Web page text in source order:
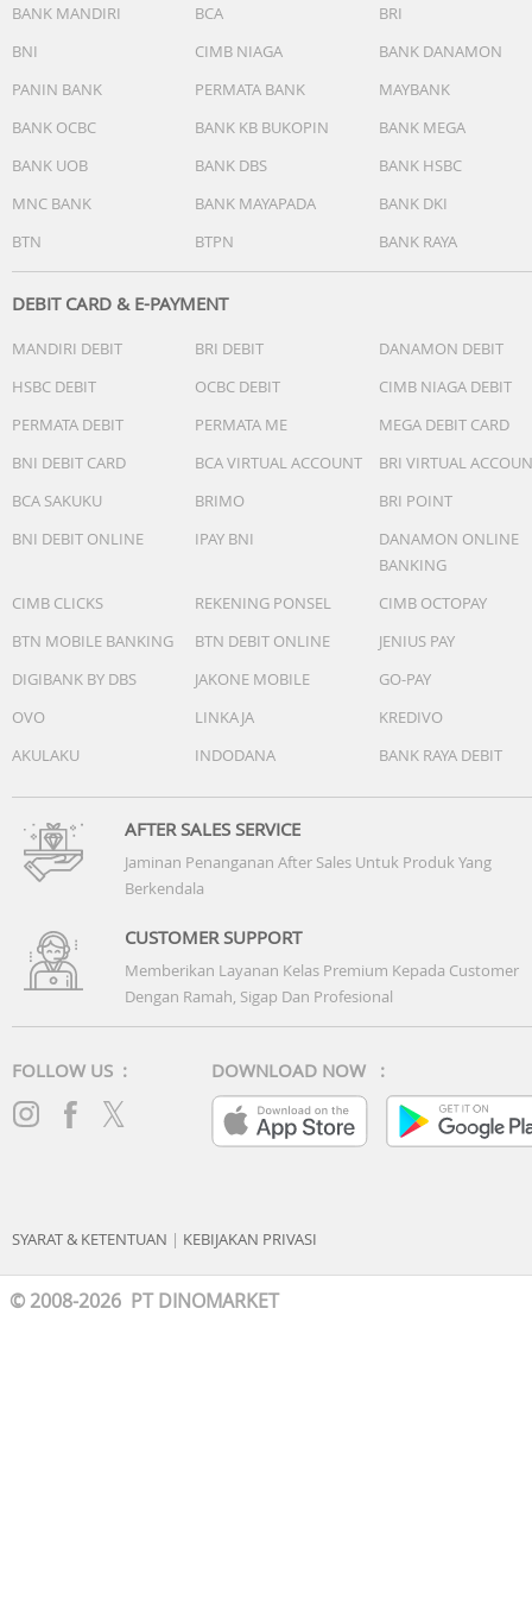
BANK MANDIRI BCA
BRI
BNI
CIMB NIAGA
BANK DANAMON
PANIN BANK
PERMATA BANK
MAYBANK
BANK OCBC
BANK KB BUKOPIN
BANK MEGA
BANK UOB
BANK DBS
BANK HSBC
MNC BANK
BANK MAYAPADA
BANK DKI
BTN
BTPN BANK RAYA
DEBIT CARD & E-PAYMENT
MANDIRI DEBIT BRI DEBIT
DANAMON DEBIT
HSBC DEBIT
OCBC DEBIT
CIMB NIAGA DEBIT
PERMATA DEBIT
PERMATA ME
MEGA DEBIT CARD
BNI DEBIT CARD
BCA VIRTUAL ACCOUNT
BRI VIRTUAL
BCA SAKUKU
BRIMO
BRI POINT
BNI DEBIT ONLINE
IPAY BNI
DANAMON ONLINE
BANKING
CIMB CLICKS
REKENING PONSEL
CIMB OCTOPAY
BTN MOBILE BANKING
BTN DEBIT ONLINE
JENIUS PAY
DIGIBANK BY DBS
JAKONE MOBILE
GO-PAY
OVO
LINKAJA
KREDIVO
AKULAKU
INDODANA BANK RAYA DEBIT
AFTER SALES SERVICE
Jaminan Penanganan After Sales Untuk Produk Yang
Berkendala
CUSTOMER SUPPORT
Memberikan Layanan Kelas Premium Kepada Customer
Dengan Ramah, Sigap Dan Profesional
FOLLOW US : DOWNLOAD NOW :
SYARAT & KETENTUAN | KEBIJAKAN PRIVASI
© 2008-2026 PT DINOMARKET